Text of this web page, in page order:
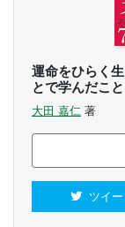
運命をひらく
とで学んだこと
大田 嘉仁 著
ツイ